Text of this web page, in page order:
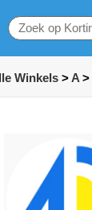
Winkels > A >